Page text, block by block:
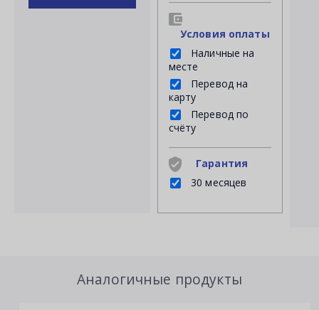
Условия оплаты
Наличные на
месте
Перевод на
карту
Перевод по
счёту
Гарантия
30 месяцев
Аналогичные продукты